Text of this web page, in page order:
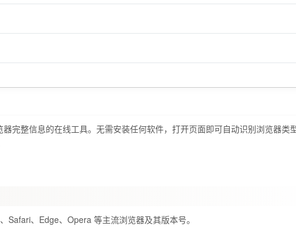
完整信息的在线工具。无需安装任何软件，打开页面即可自动识别浏览器类
Safari、Edge、Opera 等主流浏览器及其版本号。